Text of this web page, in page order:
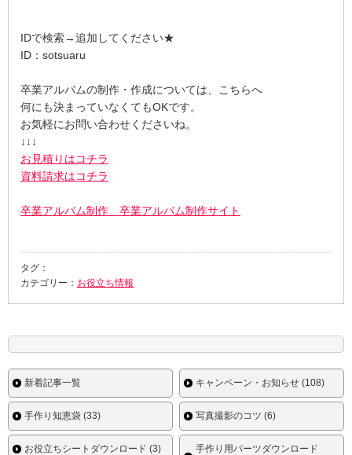
IDで検索→追加してください★
ID：sotsuaru
卒業アルバムの制作・作成については、こちらへ
何にも決まっていなくてもOKです。
お気軽にお問い合わせくださいね。
↓↓↓
お見積りはコチラ
資料請求はコチラ
卒業アルバム制作 卒業アルバム制作サイト
タグ：
カテゴリー： お役立ち情報
新着記事一覧 キャンペーン・お知らせ (108)
手作り知恵袋 (33) 写真撮影のコツ (6)
お役立ちシートダウンロード (3)
手作り用パーツダウンロード